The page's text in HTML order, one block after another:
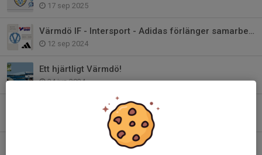
17 sep 2025
Värmdö IF - Intersport - Adidas förlänger samarbetet!
12 sep 2024
Ett hjärtligt Värmdö!
24 jun 2024
Bli medlem i Club 1948 - Värmdö IF:s Vänner
Värdegrundsambassadör - Värmdös viktigaste